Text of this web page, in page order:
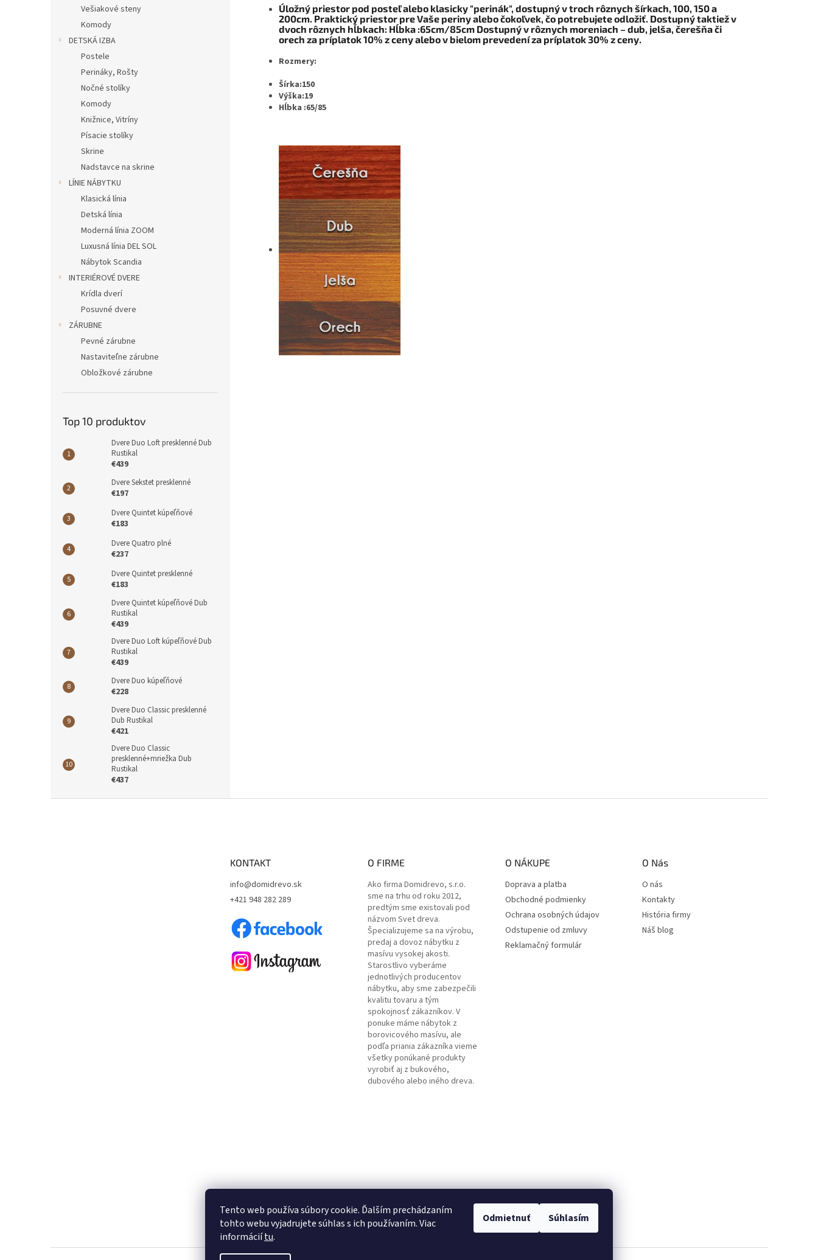
Tento web používa súbory cookie. Ďalším prechádzaním
tohto webu vyjadrujete súhlas s ich používaním. Viac
informáciítu.
Odmietnuť Súhlasím
Vešiakové steny
Komody
DETSKÁ IZBA
Postele
Perináky, Rošty
Nočné stolíky
Komody
Knižnice, Vitríny
Písacie stolíky
Skrine
Nadstavce na skrine
LÍNIE NÁBYTKU
Klasická línia
Detská línia
Moderná línia ZOOM
Luxusná línia DEL SOL
Nábytok Scandia
INTERIÉROVÉ DVERE
Krídla dverí
Posuvné dvere
ZÁRUBNE
Pevné zárubne
Nastaviteľne zárubne
Obložkové zárubne
Top 10 produktov
Dvere Duo Loft presklenné Dub
Rustikal
€439
Dvere Sekstet presklenné
€197
Dvere Quintet kúpeľňové
€183
Dvere Quatro plné
€237
Dvere Quintet presklenné
€183
Dvere Quintet kúpeľňové Dub
Rustikal
€439
Dvere Duo Loft kúpeľňové Dub
Rustikal
€439
Dvere Duo kúpeľňové
€228
Dvere Duo Classic presklenné
Dub Rustikal
€421
Dvere Duo Classic
presklenné+mriežka Dub
Rustikal
€437
Úložný priestor pod posteľ alebo klasicky "perinák", dostupný v troch rôznych šírkach, 100, 150 a
200cm. Praktický priestor pre Vaše periny alebo čokoľvek, čo potrebujete odložiť. Dostupný taktiež v
dvoch rôznych hĺbkach: Hĺbka :65cm/85cm Dostupný v rôznych moreniach – dub, jelša, čerešňa či
orech za príplatok 10% z ceny alebo v bielom prevedení za príplatok 30% z ceny.
Rozmery:
Šírka:150
Výška:19
Hĺbka :65/85
KONTAKT
info@domidrevo.sk
+421 948 282 289
O FIRME
Ako firma Domidrevo, s.r.o.
sme na trhu od roku 2012,
predtým sme existovali pod
názvom Svet dreva.
Špecializujeme sa na výrobu,
predaj a dovoz nábytku z
masívu vysokej akosti.
Starostlivo vyberáme
jednotlivých producentov
nábytku, aby sme zabezpečili
kvalitu tovaru a tým
spokojnosť zákazníkov. V
ponuke máme nábytok z
borovicového masívu, ale
podľa priania zákazníka vieme
všetky ponúkané produkty
vyrobiť aj z bukového,
dubového alebo iného dreva.
O NÁKUPE
Doprava a platba
Obchodné podmienky
Ochrana osobných údajov
Odstupenie od zmluvy
Reklamačný formulár
O Nás
O nás
Kontakty
História firmy
Náš blog